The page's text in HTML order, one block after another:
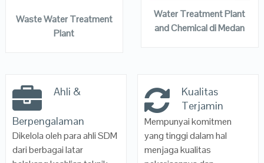
Waste Water Treatment
Plant
Water Treatment Plant
and Chemical di Medan
Ahli &
Berpengalaman
Dikelola oleh para ahli SDM
dari berbagai latar
Kualitas
Terjamin
Mempunyai komitmen
yang tinggi dalam hal
menjaga kualitas